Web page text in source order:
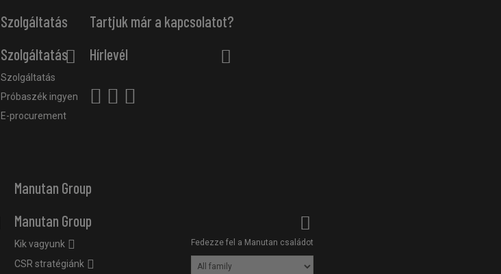
Szolgáltatás
Szolgáltatás
Szolgáltatás
Próbaszék ingyen
E-procurement
Tartjuk már a kapcsolatot?
Hírlevél
Manutan Group
Manutan Group
Kik vagyunk
CSR stratégiánk
Fedezze fel a Manutan családot